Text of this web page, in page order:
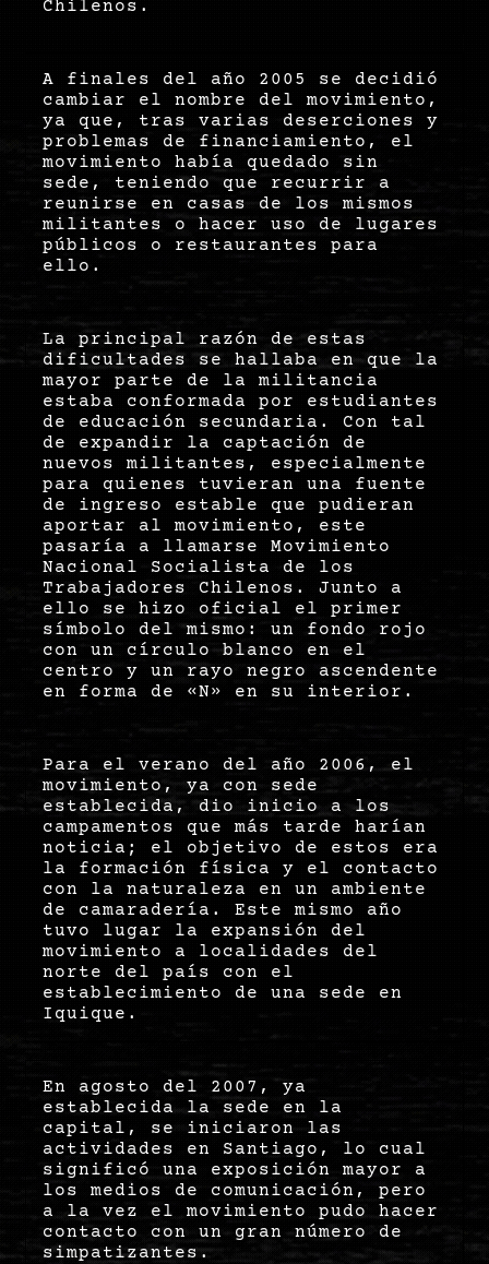
Chilenos.
A finales del año 2005 se decidió
cambiar el nombre del movimiento,
ya que, tras varias deserciones y
problemas de financiamiento, el
movimiento había quedado sin
sede, teniendo que recurrir a
reunirse en casas de los mismos
militantes o hacer uso de lugares
públicos o restaurantes para
ello.
La principal razón de estas
dificultades se hallaba en que la
mayor parte de la militancia
estaba conformada por estudiantes
de educación secundaria. Con tal
de expandir la captación de
nuevos militantes, especialmente
para quienes tuvieran una fuente
de ingreso estable que pudieran
aportar al movimiento, este
pasaría a llamarse Movimiento
Nacional Socialista de los
Trabajadores Chilenos. Junto a
ello se hizo oficial el primer
símbolo del mismo: un fondo rojo
con un círculo blanco en el
centro y un rayo negro ascendente
en forma de «N» en su interior.
Para el verano del año 2006, el
movimiento, ya con sede
establecida, dio inicio a los
campamentos que más tarde harían
noticia; el objetivo de estos era
la formación física y el contacto
con la naturaleza en un ambiente
de camaradería. Este mismo año
tuvo lugar la expansión del
movimiento a localidades del
norte del país con el
establecimiento de una sede en
Iquique.
En agosto del 2007, ya
establecida la sede en la
capital, se iniciaron las
actividades en Santiago, lo cual
significó una exposición mayor a
los medios de comunicación, pero
a la vez el movimiento pudo hacer
contacto con un gran número de
simpatizantes.